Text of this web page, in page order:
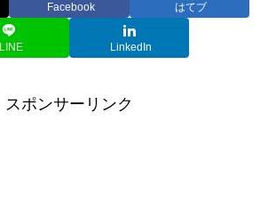
Facebook はてブ
LINE LinkedIn
スポンサーリンク